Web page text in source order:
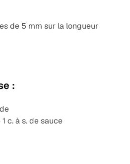
de 5 mm sur la longueur
:
c. à s. de sauce